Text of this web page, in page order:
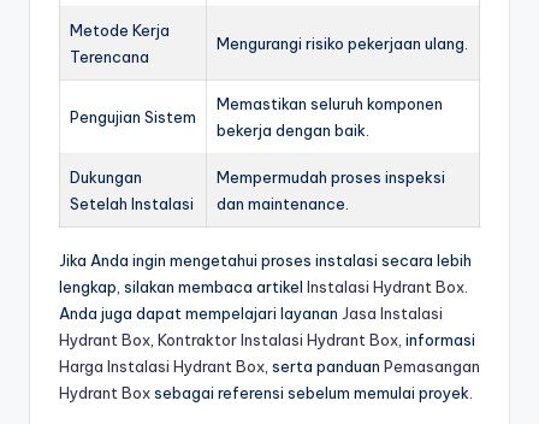
Metode Kerja
Terencana
Mengurangi risiko pekerjaan ulang.
Pengujian Sistem
Memastikan seluruh komponen
bekerja dengan baik.
Dukungan
Setelah Instalasi
Mempermudah proses inspeksi
dan maintenance.
Jika Anda ingin mengetahui proses instalasi secara lebih
lengkap, silakan membaca artikel Instalasi Hydrant Box
Anda juga dapat mempelajari layanan Jasa Instalasi
Hydrant Box Kontraktor Instalasi Hydrant Box , informasi
Harga Instalasi Hydrant Box , serta panduan Pemasangan
Hydrant Boxsebagai referensi sebelum memulai proyek.